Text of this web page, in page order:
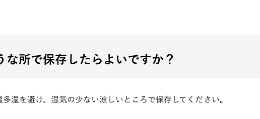
な所で保存したらよいですか？
湿を避け、湿気の少ない涼しいところで保存してください。